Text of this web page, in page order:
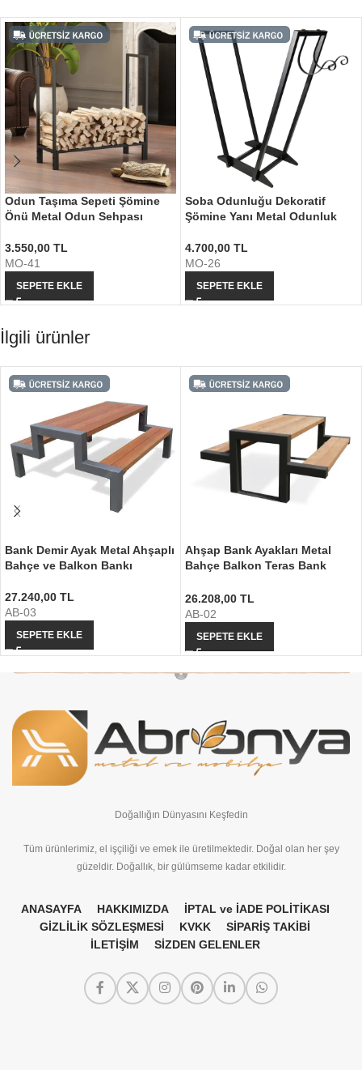
Odun Taşıma Sepeti Şömine
Önü Metal Odun Sehpası
3.550,00 TL
MO-41
SEPETE EKLE
Soba Odunluğu Dekoratif
Şömine Yanı Metal Odunluk
4.700,00 TL
MO-26
SEPETE EKLE
İlgili ürünler
Bank Demir Ayak Metal Ahşaplı
Bahçe ve Balkon Bankı
27.240,00 TL
AB-03
SEPETE EKLE
Ahşap Bank Ayakları Metal
Bahçe Balkon Teras Bank
26.208,00 TL
AB-02
SEPETE EKLE
Doğallığın Dünyasını Keşfedin
Tüm ürünlerimiz, el işçiliği ve emek ile üretilmektedir. Doğal olan her şey
güzeldir. Doğallık, bir gülümseme kadar etkilidir.
ANASAYFA HAKKIMIZDA
İPTAL ve İADE POLİTİKASI
GİZLİLİK SÖZLEŞMESİ
KVKK
SİPARİŞ TAKİBİ
İLETİŞİM
SİZDEN GELENLER